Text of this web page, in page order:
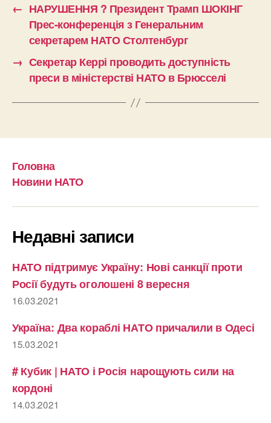
← НАРУШЕННЯ ? Президент Трамп ШОКІНГ
Прес-конференція з Генеральним
секретарем НАТО Столтенбург
→ Секретар Керрі проводить доступність
преси в міністерстві НАТО в Брюсселі
Головна
Новини НАТО
Недавні записи
НАТО підтримує Україну: Нові санкції проти
Росії будуть оголошені 8 вересня
16.03.2021
Україна: Два кораблі НАТО причалили в Одесі
15.03.2021
# Кубик | НАТО і Росія нарощують сили на
кордоні
14.03.2021